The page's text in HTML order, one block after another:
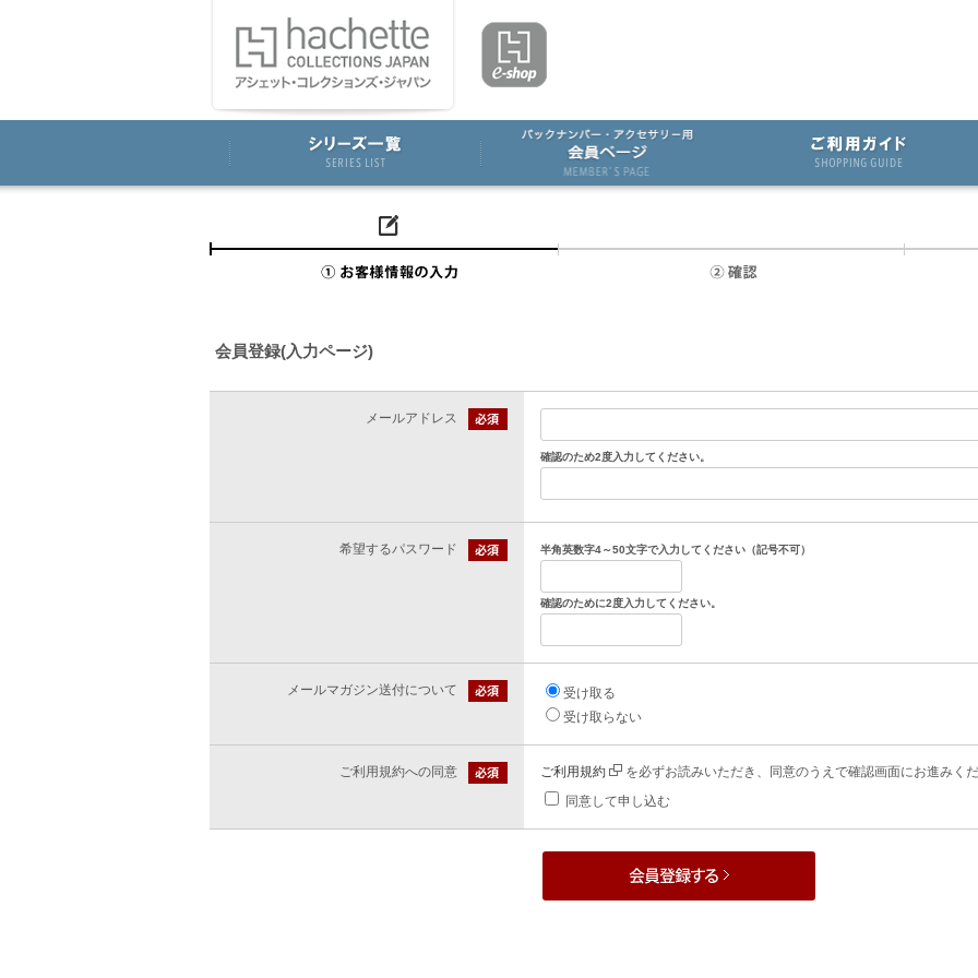
会員登録(入力ページ)
メールアドレス
確認のため2度入力してください。
希望するパスワード 半角英数字4～50文字で入力してください（記号不可）
確認のために2度入力してください。
メールマガジン送付について
受け取る
受け取らない
ご利用規約への同意 ご利用規約
を必ずお読みいただき、同意のうえで確認画面にお進みく
同意して申し込む